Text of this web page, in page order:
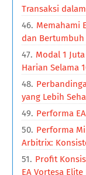
Transaksi
Memahami
dan Bertumbuh
Modal 1
Harian Selama
yang Lebih
Performa
Performa
Arbitrix:
Profit
EA Vortesa Elite